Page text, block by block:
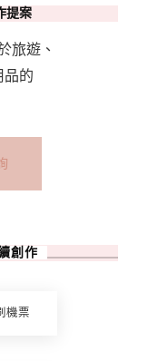
提案
旅遊、
品的
創作
機票